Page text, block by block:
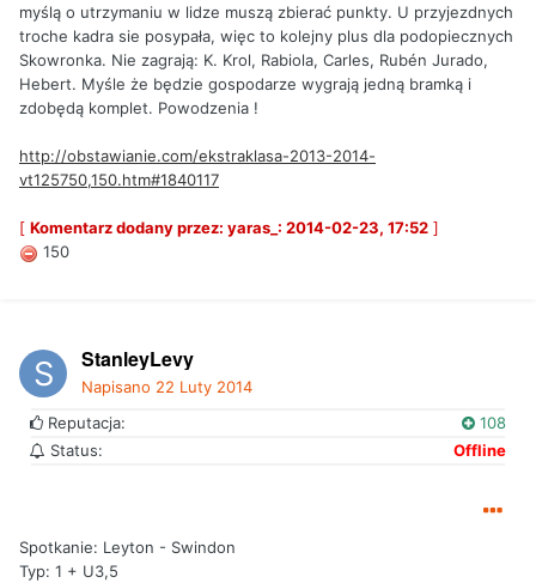
myślą o utrzymaniu w lidze muszą zbierać punkty. U przyjezdnych
troche kadra sie posypała, więc to kolejny plus dla podopiecznych
Skowronka. Nie zagrają: K. Krol, Rabiola, Carles, Rubén Jurado,
Hebert. Myśle że będzie gospodarze wygrają jedną bramką i
zdobędą komplet. Powodzenia !
http://obstawianie.com/ekstraklasa-2013-2014-
vt125750,150.htm#1840117
[ Komentarz dodany przez: yaras_: 2014-02-23, 17:52 ]
150
StanleyLevy
Napisano 22 Luty 2014
Reputacja:
108
Status:
Offline
Spotkanie: Leyton - Swindon
Typ: 1 + U3,5